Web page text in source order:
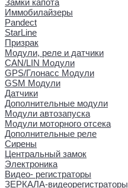
Замки капота
Иммобилайзеры
Pandect
StarLine
Призрак
Модули, реле и датчики
CAN/LIN Модули
GPS/Глонасс Модули
GSM Модули
Датчики
Дополнительные модули
Модули автозапуска
Модули моторного отсека
Дополнительные реле
Сирены
Центральный замок
Электроника
Видео- регистраторы
ЗЕРКАЛА-видеорегистраторы